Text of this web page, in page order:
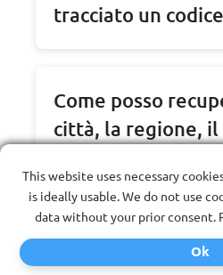
tracciato un
Come posso
città, la regione, il
stradale di una
del codice QR?
This website uses necessary
is ideally usable. We do not use
data without your prior consent.
Ok